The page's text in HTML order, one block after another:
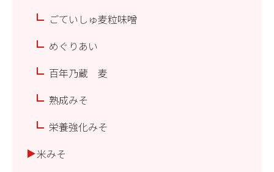
ごていしゅ麦粒味噌
めぐりあい
百年乃蔵 麦
熟成みそ
栄養強化みそ
米みそ